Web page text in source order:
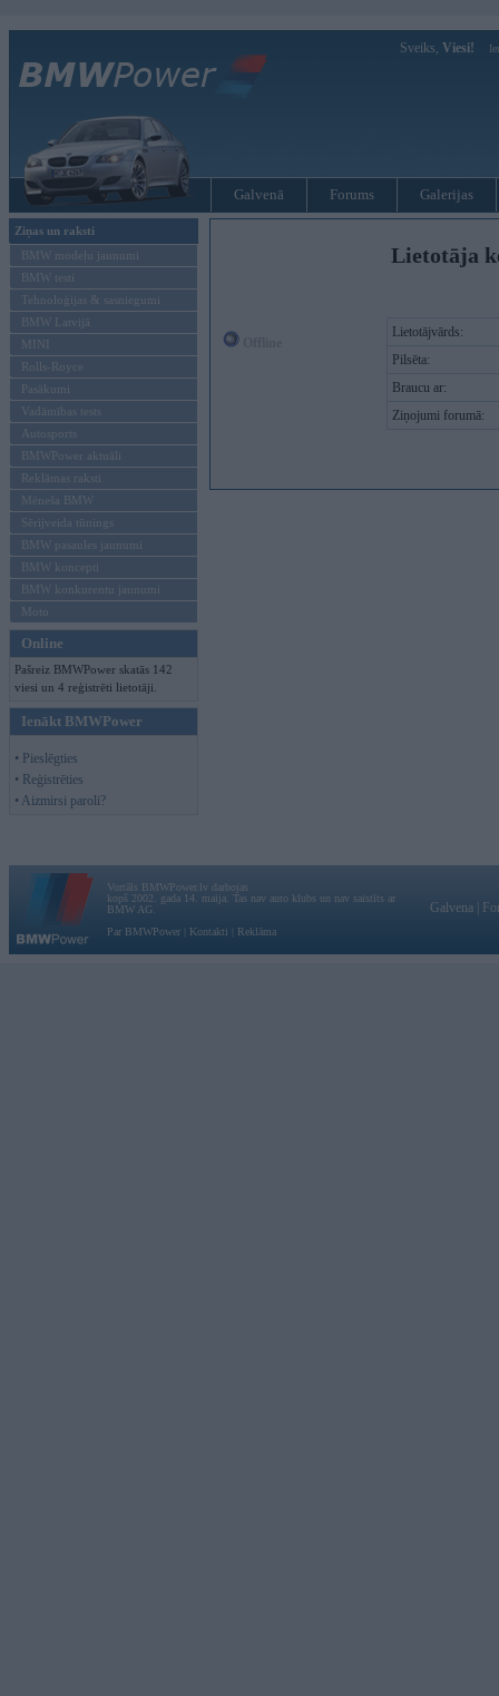
Sveiks, Viesi!
Galvenā Forums Galerijas
Ziņas un raksti
BMW modeļu jaunumi
BMW testi
Tehnoloģijas & sasniegumi
BMW Latvijā
MINI
Rolls-Royce
Pasākumi
Vadāmības tests
Autosports
BMWPower aktuāli
Reklāmas raksti
Mēneša BMW
Sērijveida tūnings
BMW pasaules jaunumi
BMW koncepti
BMW konkurentu jaunumi
Moto
Online
Pašreiz BMWPower skatās 142
viesi un 4 reģistrēti lietotāji.
Ienākt BMWPower
• Pieslēgties
• Reģistrēties
• Aizmirsi paroli?
Lietotāja
Lietotājvārds:
Pilsēta:
Braucu ar:
Ziņojumi forumā:
Vortāls BMWPower.lv darbojas
kopš 2002. gada 14. maija. Tas nav auto klubs un nav saistīts ar
BMW AG.
Par BMWPower
Kontakti Reklāma
Galvena